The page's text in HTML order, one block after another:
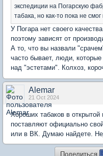
экспедиции на Погарскую
табака, но как-то пока не
У Погара нет своего
поэтому зависят от
А то, что вы назвали
часто бывает, люди,
над "эстетами". Колхоз,
Alemar
21 Oct 2024
Хороших табаков в
поставляют официально
или в ВК. Думаю найдете.
Поделиться